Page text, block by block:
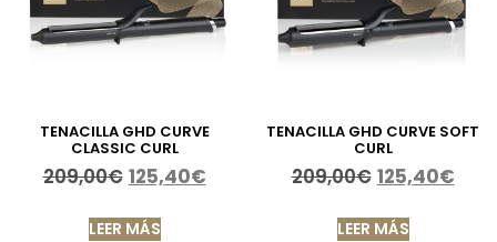
TENACILLA GHD CURVE
CLASSIC CURL
209,00€ 125,40€
LEER MÁS
TENACILLA GHD CURVE SOFT
CURL
209,00€ 125,40€
LEER MÁS